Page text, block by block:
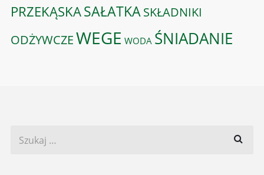
PRZEKĄSKASAŁATKASKŁADNIKI
ODŻYWCZEWEGE WODA ŚNIADANIE